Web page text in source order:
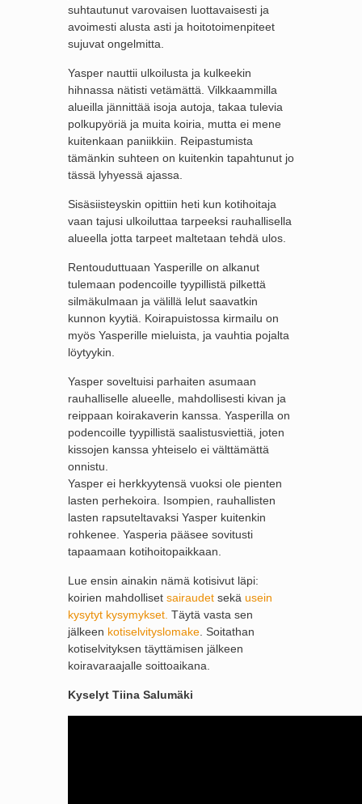
suhtautunut varovaisen luottavaisesti ja
avoimesti alusta asti ja hoitotoimenpiteet
sujuvat ongelmitta.
Yasper nauttii ulkoilusta ja kulkeekin
hihnassa nätisti vetämättä. Vilkkaammilla
alueilla jännittää isoja autoja, takaa tulevia
polkupyöriä ja muita koiria, mutta ei mene
kuitenkaan paniikkiin. Reipastumista
tämänkin suhteen on kuitenkin tapahtunut jo
tässä lyhyessä ajassa.
Sisäsiisteyskin opittiin heti kun kotihoitaja
vaan tajusi ulkoiluttaa tarpeeksi rauhallisella
alueella jotta tarpeet maltetaan tehdä ulos.
Rentouduttuaan Yasperille on alkanut
tulemaan podencoille tyypillistä pilkettä
silmäkulmaan ja välillä lelut saavatkin
kunnon kyytiä. Koirapuistossa kirmailu on
myös Yasperille mieluista, ja vauhtia pojalta
löytyykin.
Yasper soveltuisi parhaiten asumaan
rauhalliselle alueelle, mahdollisesti kivan ja
reippaan koirakaverin kanssa. Yasperilla on
podencoille tyypillistä saalistusviettiä, joten
kissojen kanssa yhteiselo ei välttämättä
onnistu.
Yasper ei herkkyytensä vuoksi ole pienten
lasten perhekoira. Isompien, rauhallisten
lasten rapsuteltavaksi Yasper kuitenkin
rohkenee. Yasperia pääsee sovitusti
tapaamaan kotihoitopaikkaan.
Lue ensin ainakin nämä kotisivut läpi:
koirien mahdolliset sairaudet sekä usein
kysytyt kysymykset. Täytä vasta sen
jälkeen kotiselvityslomake . Soitathan
kotiselvityksen täyttämisen jälkeen
koiravaraajalle soittoaikana.
Kyselyt Tiina Salumäki